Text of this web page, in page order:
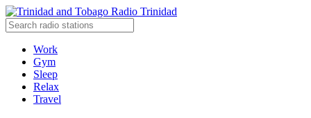
Radio Trinidad
Work
Gym
Sleep
Relax
Travel